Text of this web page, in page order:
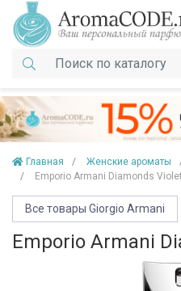
Главная Женские ароматы
Emporio Armani Diamonds Violet
Все товары Giorgio Armani
Emporio Armani